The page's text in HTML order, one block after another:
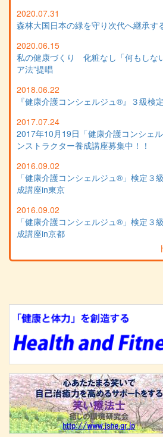
2020.07.31
森林大国日本の緑を守り次代へ継承す
2020.06.15
私の健康づくり 化粧なし「何もしな
ア法”提唱
2018.06.22
『健康介護コンシェルジュ®』３級検
2017.07.24
2017年10月19日「健康介護コンシ
ンストラクター養成講座募集中！！
2016.09.02
「健康介護コンシェルジュ®」検定
成講座in東京
2016.09.02
「健康介護コンシェルジュ®」検定
成講座in京都